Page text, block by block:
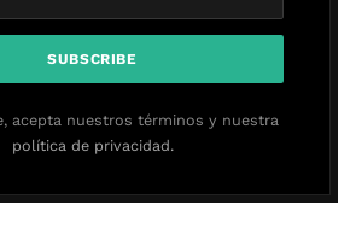
acepta nuestros términos y nuestra
política de privacidad.